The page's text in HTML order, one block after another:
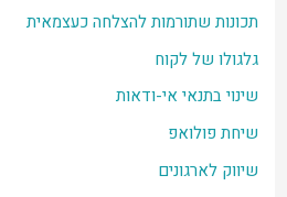
תכונות שתורמות להצלחה כעצמאית
גלגולו של לקוח
שינוי בתנאי אי-ודאות
שיחת פולואפ
שיווק לארגונים